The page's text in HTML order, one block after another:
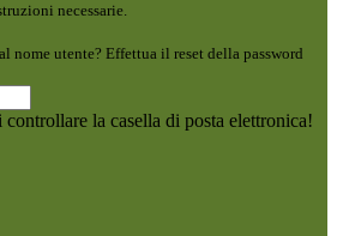
necessarie.
nome utente? Effettua il reset della password
la casella di posta elettronica!